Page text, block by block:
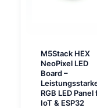
M5Stack HEX
NeoPixel LED
Board –
RGB LED Panel
IoT & ESP32